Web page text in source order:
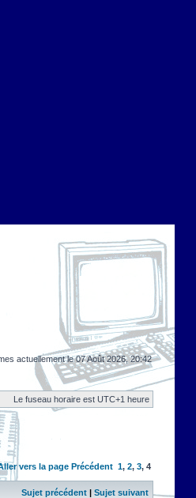
actuellement le 07 Août 2026, 20:42
Le fuseau horaire est UTC+1 heure
vers la page Précédent 1, 2, 3, 4
Sujet précédent | Sujet suivant